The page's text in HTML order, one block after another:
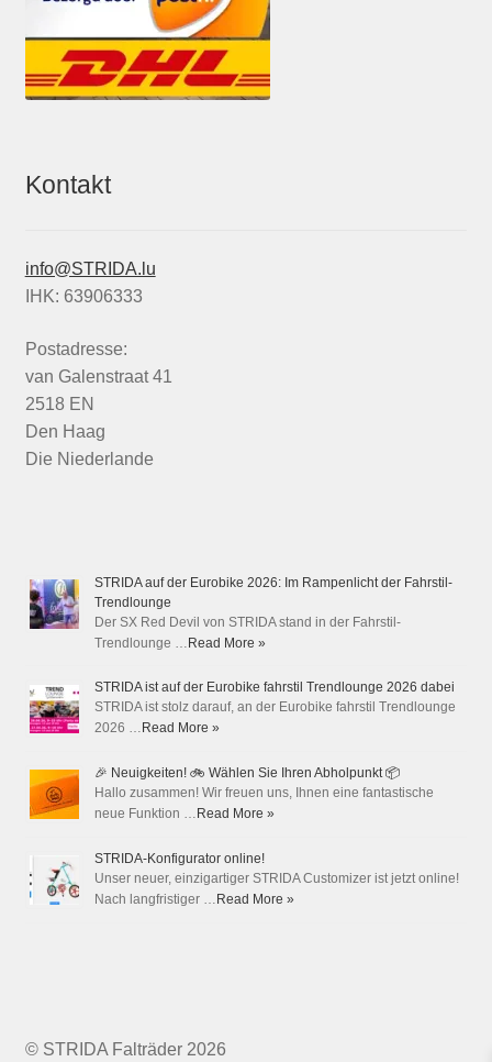
Kontakt
info@STRIDA.lu
IHK: 63906333
Postadresse:
van Galenstraat 41
2518 EN
Den Haag
Die Niederlande
STRIDA auf der Eurobike 2026: Im Rampenlicht der Fahrstil-
Trendlounge
Der SX Red Devil von STRIDA stand in der Fahrstil-
Trendlounge … Read More »
STRIDA ist auf der Eurobike fahrstil Trendlounge 2026 dabei
STRIDA ist stolz darauf, an der Eurobike fahrstil Trendlounge
2026 … Read More »
🎉 Neuigkeiten! 🚲 Wählen Sie Ihren Abholpunkt 📦
Hallo zusammen! Wir freuen uns, Ihnen eine fantastische
neue Funktion … Read More »
STRIDA-Konfigurator online!
Unser neuer, einzigartiger STRIDA Customizer ist jetzt online!
Nach langfristiger … Read More »
© STRIDA Falträder 2026